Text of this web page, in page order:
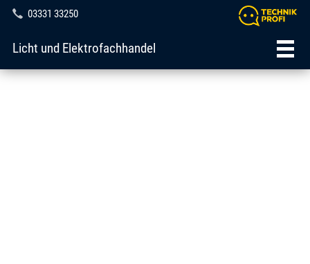
03331 33250
Licht und Elektrofachhandel